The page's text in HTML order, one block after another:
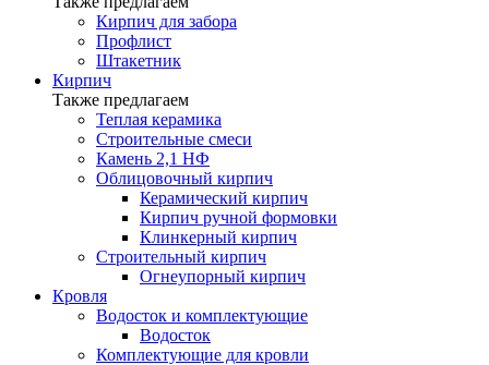
Кирпич для забора
Профлист
Штакетник
Кирпич
Также предлагаем
Теплая керамика
Строительные смеси
Камень 2,1 НФ
Облицовочный кирпич
Керамический кирпич
Кирпич ручной формовки
Клинкерный кирпич
Строительный кирпич
Огнеупорный кирпич
Кровля
Водосток и комплектующие
Водосток
Комплектующие для кровли